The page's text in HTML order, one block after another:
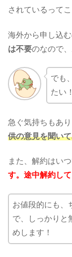
されているって
海外から申し込
は不要のなので
でも
たい！
急ぐ気持ちもあり
供の意見を聞い
また、解約はい
す。途中解約し
お値段的にも、
で、しっかりと
めします！